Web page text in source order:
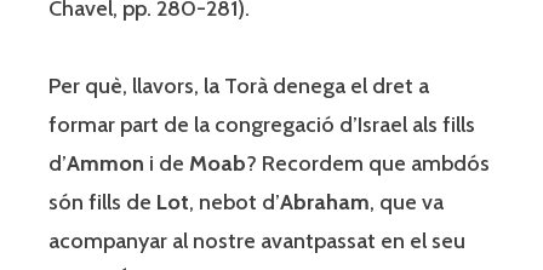
Chavel, pp. 280-281).
Per què, llavors, la Torà denega el dret a
formar part de la congregació d’Israel als fills
d’Ammon i de Moab? Recordem que ambdós
són fills de Lot, nebot d’Abraham, que va
acompanyar al nostre avantpassat en el seu